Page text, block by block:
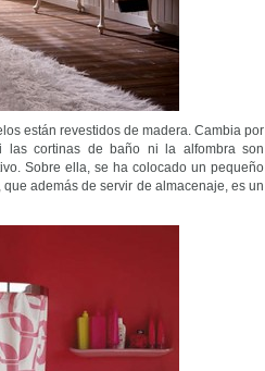
están revestidos de madera. Cambia por
las cortinas de baño ni la alfombra son
Sobre ella, se ha colocado un pequeño
además de servir de almacenaje, es un